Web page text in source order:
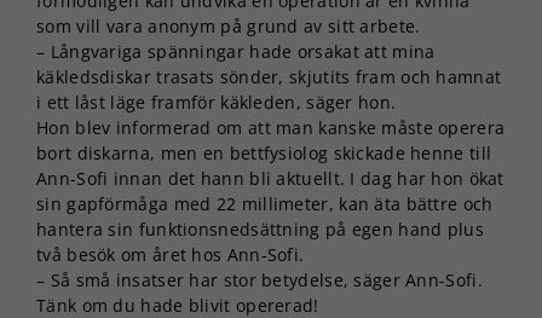
som vill vara anonym på grund av sitt arbete.
– Långvariga spänningar hade orsakat att mina
käkledsdiskar trasats sönder, skjutits fram och hamnat
i ett låst läge framför käkleden, säger hon.
Hon blev informerad om att man kanske måste operera
bort diskarna, men en bettfysiolog skickade henne till
Ann-Sofi innan det hann bli aktuellt. I dag har hon ökat
sin gapförmåga med 22 millimeter, kan äta bättre och
hantera sin funktionsnedsättning på egen hand plus
två besök om året hos Ann-Sofi.
– Så små insatser har stor betydelse, säger Ann-Sofi.
Tänk om du hade blivit opererad!